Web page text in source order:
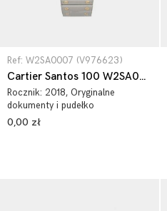
Ref: W2SA0007 (V976623)
Cartier Santos 100 W2SA0007
Rocznik: 2018, Oryginalne
dokumenty i pudełko
0,00 zł